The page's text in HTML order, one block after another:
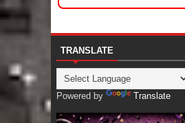
TRANSLATE
Powered by Translate